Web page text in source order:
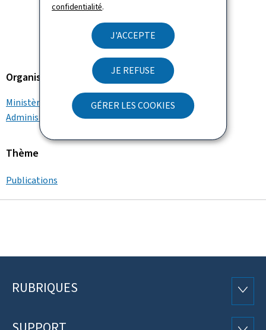
confidentialité.
J'ACCEPTE
JE REFUSE
GÉRER LES COOKIES
RAPPORT ANNUEL 2024
Organisation
Ministère de la Mobilité et des Travaux publics
Administration de la navigation aérienne
Thème
Publications
Pied
RUBRIQUES